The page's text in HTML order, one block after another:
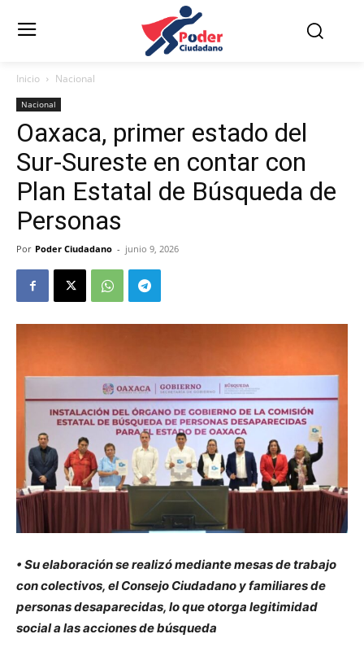
Inicio Nacional
Nacional
Oaxaca, primer estado del
Sur-Sureste en contar con
Plan Estatal de Búsqueda de
Personas
Por Poder Ciudadano - junio 9, 2026
• Su elaboración se realizó mediante mesas de trabajo
con colectivos, el Consejo Ciudadano y familiares de
personas desaparecidas, lo que otorga legitimidad
social a las acciones de búsqueda